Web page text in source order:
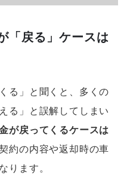
「戻る」ケースは
る」と聞くと、多くの
る」と誤解してしまい
が戻ってくるケースは
約の内容や返却時の車
ります。